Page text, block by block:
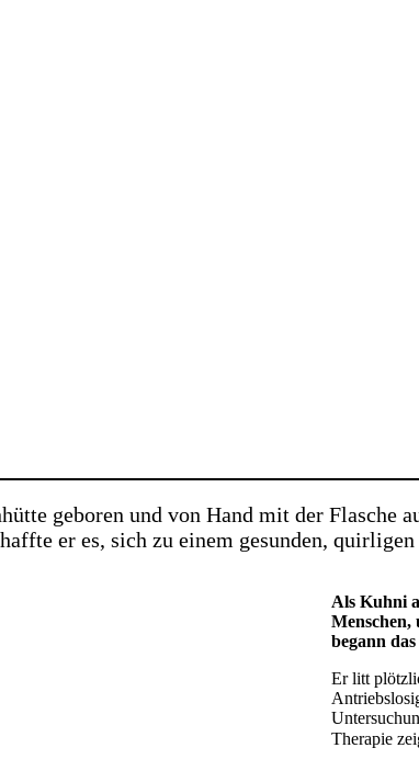
geboren und von Hand mit der Flasche
er es, sich zu einem gesunden,
Als Kuhni
Menschen,
begann
Er litt
Therapie